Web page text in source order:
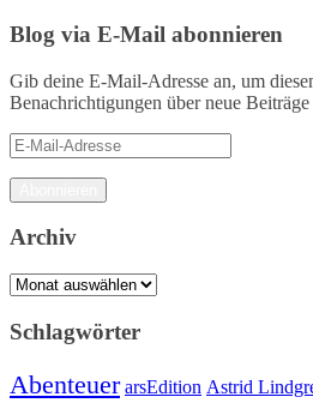
Blog via E-Mail abonnieren
Gib deine E-Mail-Adresse an, um
Benachrichtigungen über neue
E-
Mail-
Adresse
Archiv
Archiv
Schlagwörter
Abenteuer arsEdition Astrid